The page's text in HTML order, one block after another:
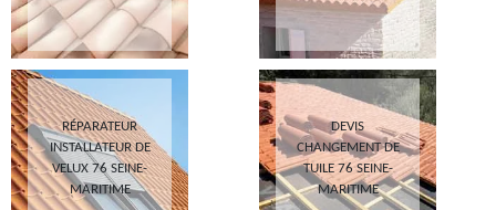
RÉPARATEUR
INSTALLATEUR DE
VELUX 76 SEINE-
MARITIME
DEVIS
CHANGEMENT DE
TUILE 76 SEINE-
MARITIME